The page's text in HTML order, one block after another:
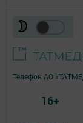
Телефон АО
16+